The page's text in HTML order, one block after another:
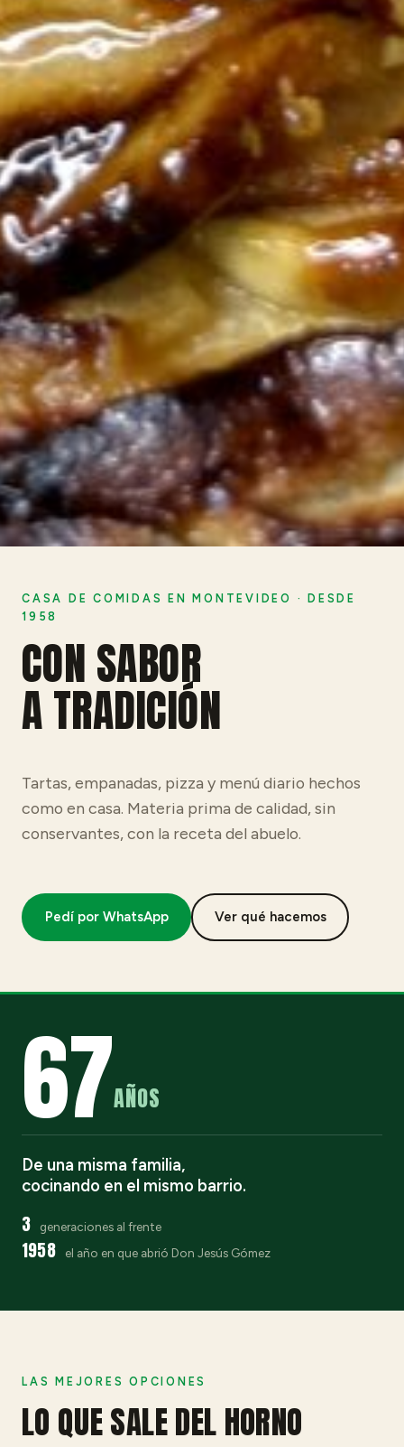
CASA DE COMIDAS EN MONTEVIDEO · DESDE
1958
CON SABOR
A TRADICIÓN
Tartas, empanadas, pizza y menú diario hechos
como en casa. Materia prima de calidad, sin
conservantes, con la receta del abuelo.
Pedí por WhatsApp Ver qué hacemos
67AÑOS
De una misma familia,
cocinando en el mismo barrio.
3 generaciones al frente
1958 el año en que abrió Don Jesús Gómez
LAS MEJORES OPCIONES
LO QUE SALE DEL HORNO